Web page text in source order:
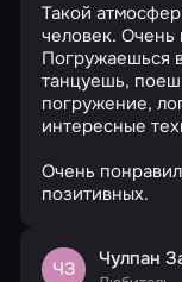
Такой
человек. Очень
Погружаешься
танцуешь,
погружение,
интересные
Очень
позитивных.
ЧЗ Чулпан